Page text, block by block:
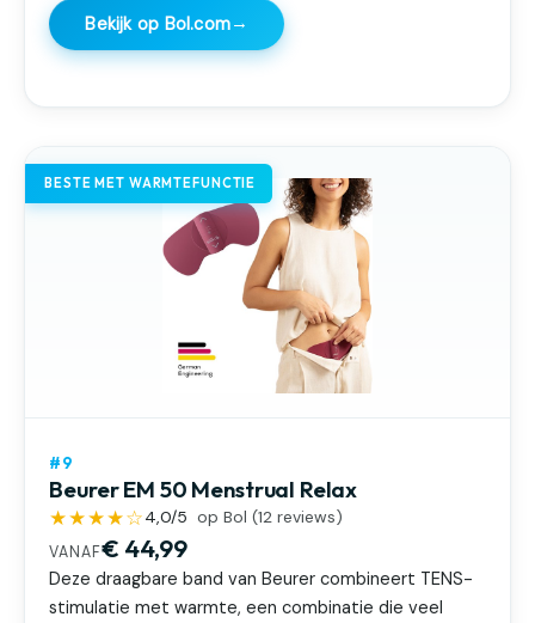
Bekijk op Bol.com→
BESTE MET WARMTEFUNCTIE
#9
Beurer EM 50 Menstrual Relax
★★★★☆4,0/5 op Bol (12reviews)
VANAF€ 44,99
Deze draagbare band van Beurer combineert TENS-
stimulatie met warmte, een combinatie die veel